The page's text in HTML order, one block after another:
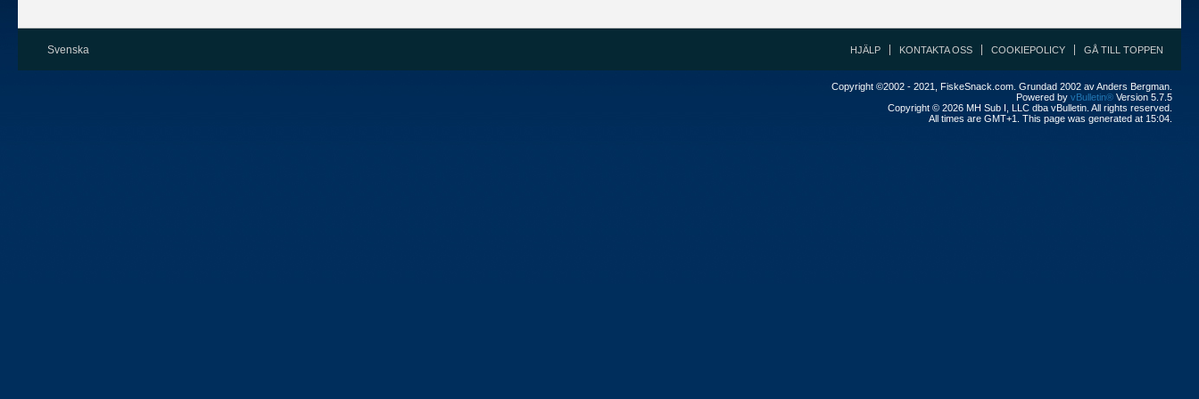
Svenska HJÄLP KONTAKTA OSS COOKIEPOLICY GÅ TILL TOPPEN
Copyright ©2002 - 2021, FiskeSnack.com. Grundad 2002 av Anders Bergman.
Powered by vBulletin® Version 5.7.5
Copyright © 2026 MH Sub I, LLC dba vBulletin. All rights reserved.
All times are GMT+1. This page was generated at 15:04.